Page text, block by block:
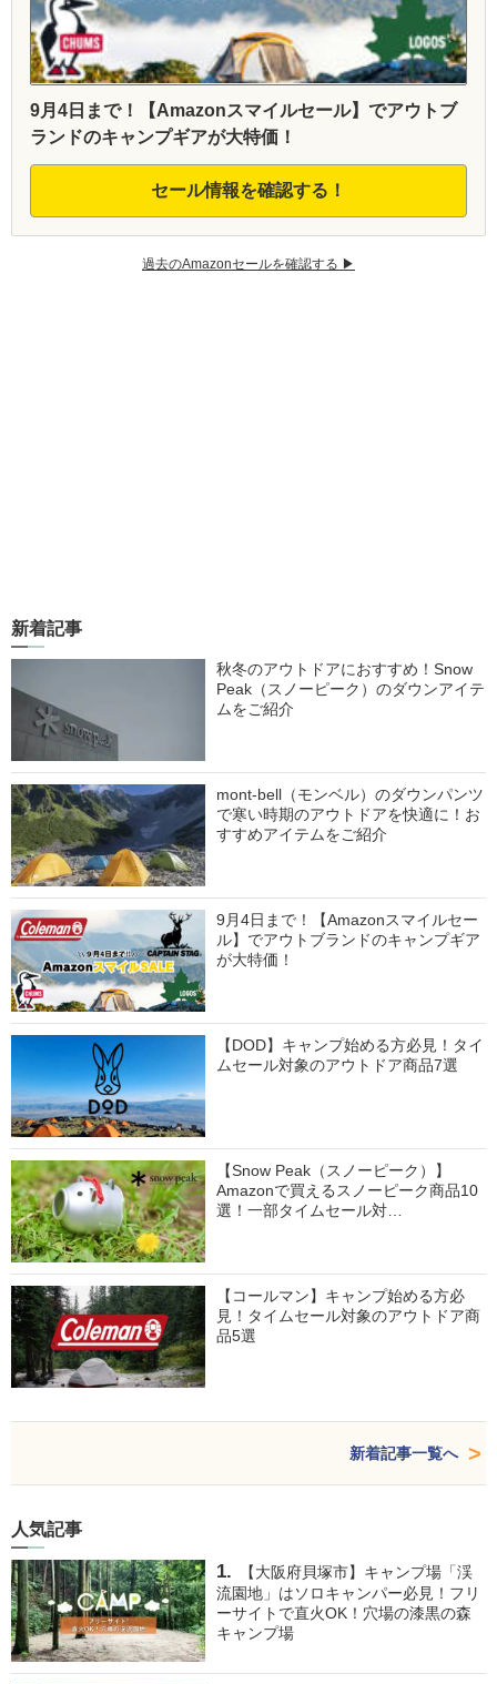
9月4日まで！【Amazonスマイルセール】でアウトブ
ランドのキャンプギアが大特価！
セール情報を確認する！
過去のAmazonセールを確認する ▶︎
新着記事
秋冬のアウトドアにおすすめ！Snow
Peak（スノーピーク）のダウンアイテ
ムをご紹介
mont-bell（モンベル）のダウンパンツ
で寒い時期のアウトドアを快適に！お
すすめアイテムをご紹介
9月4日まで！【Amazonスマイルセー
ル】でアウトブランドのキャンプギア
が大特価！
【DOD】キャンプ始める方必見！タイ
ムセール対象のアウトドア商品7選
【Snow Peak（スノーピーク）】
Amazonで買えるスノーピーク商品10
選！一部タイムセール対…
【コールマン】キャンプ始める方必
見！タイムセール対象のアウトドア商
品5選
新着記事一覧へ
人気記事
【大阪府貝塚市】キャンプ場「渓
流園地」はソロキャンパー必見！フリ
ーサイトで直火OK！穴場の漆黒の森
キャンプ場